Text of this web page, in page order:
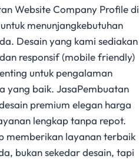
Website Company Profile di
menunjangkebutuhan
Desain yang kami sediakan
responsif (mobile friendly)
untuk pengalaman
yang baik. JasaPembuatan
premium elegan harga
lengkap tanpa repot.
memberikan layanan terbaik
bukan sekedar desain, tapi